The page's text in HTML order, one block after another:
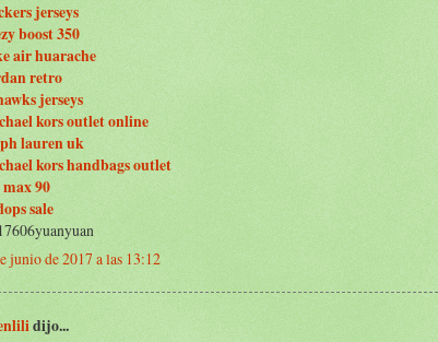
jerseys
boost 350
air huarache
retro
jerseys
kors outlet online
lauren uk
kors handbags outlet
90
sale
junio de 2017 a las 13:12
dijo...